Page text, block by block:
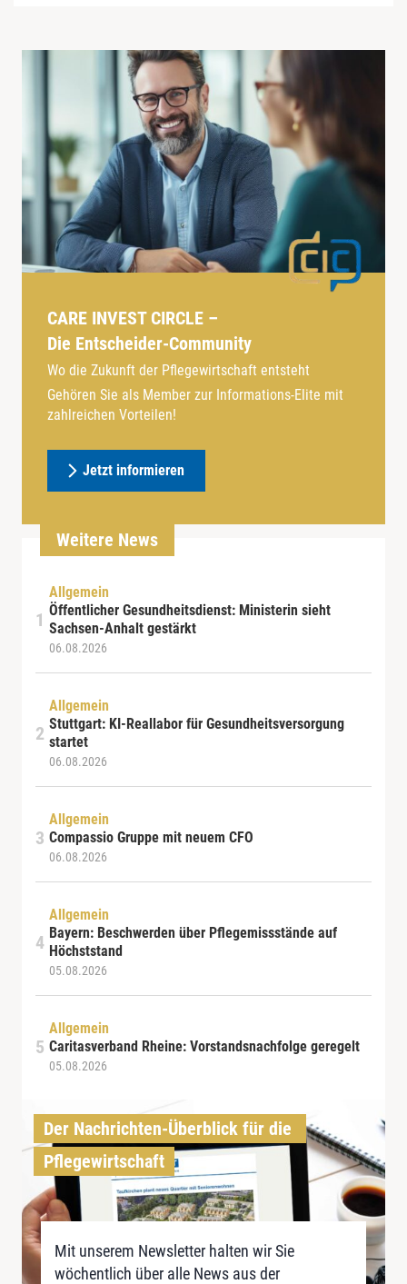
CARE INVEST CIRCLE –
Die Entscheider-Community
Wo die Zukunft der Pflegewirtschaft entsteht
Gehören Sie als Member zur Informations-Elite mit
zahlreichen Vorteilen!
Jetzt informieren
Weitere News
Allgemein
Öffentlicher Gesundheitsdienst: Ministerin sieht
Sachsen-Anhalt gestärkt
06.08.2026
Allgemein
Stuttgart: KI-Reallabor für Gesundheitsversorgung
startet
06.08.2026
Allgemein
Compassio Gruppe mit neuem CFO
06.08.2026
Allgemein
Bayern: Beschwerden über Pflegemissstände auf
Höchststand
05.08.2026
Allgemein
Caritasverband Rheine: Vorstandsnachfolge geregelt
05.08.2026
Der Nachrichten-Überblick für die
Pflegewirtschaft
Mit unserem Newsletter halten wir Sie
wöchentlich über alle News aus der